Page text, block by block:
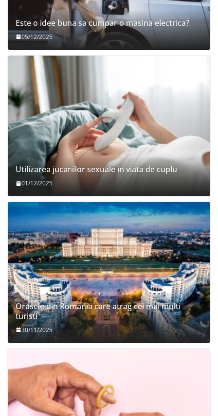
Este o idee buna sa cumpar o masina electrica?
05/12/2025
Utilizarea jucariilor sexuale in viata de cuplu
01/12/2025
Orasele din Romania care atrag cei mai multi
turisti
30/11/2025